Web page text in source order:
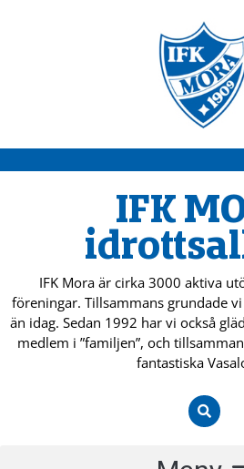
IFK
IFK Mora är cirka 3000 aktiva
föreningar. Tillsammans grundade
än idag. Sedan 1992 har vi också
medlem i ”familjen”, och
fantastiska